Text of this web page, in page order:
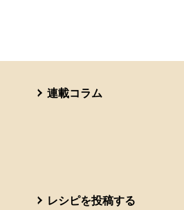
連載コラム
レシピを投稿する